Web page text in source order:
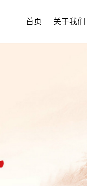
首页 关于我们